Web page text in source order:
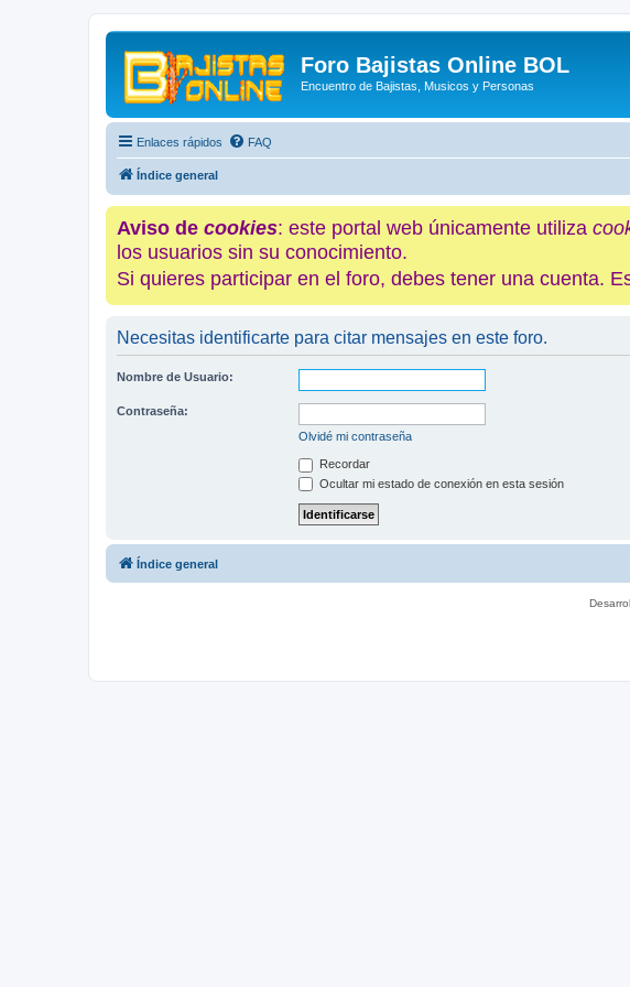
Foro Bajistas Online BOL
Encuentro de Bajistas, Musicos y Personas
Enlaces rápidos FAQ
Índice general
Aviso de cookies: este portal web únicamente utiliza
los usuarios sin su conocimiento.
Si quieres participar en el foro, debes tener una cuenta.
Necesitas identificarte para citar mensajes en este foro.
Nombre de Usuario:
Contraseña:
Olvidé mi contraseña
Recordar
Ocultar mi estado de conexión en esta sesión
Índice general